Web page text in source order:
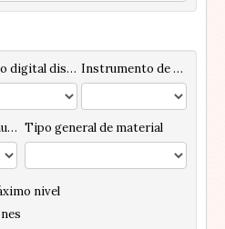
Objeto digital disponibles Instrumento de descripción
Régimen de derechos de autor Tipo general de material
nivel